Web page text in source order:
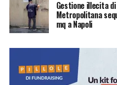
Gestione illecita
Metropolitana
mq a Napoli